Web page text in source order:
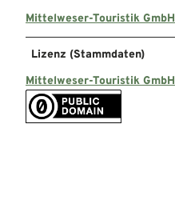
Mittelweser-Touristik GmbH
Lizenz (Stammdaten)
Mittelweser-Touristik GmbH